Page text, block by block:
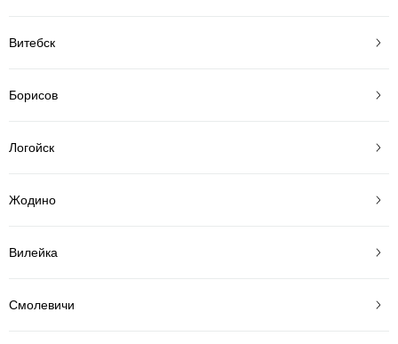
Витебск
Борисов
Логойск
Жодино
Вилейка
Смолевичи